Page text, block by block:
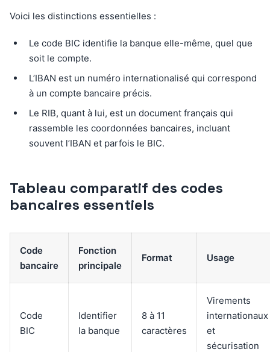
Voici les distinctions essentielles :
Le code BIC identifie la banque elle-même, quel que
soit le compte.
L’IBAN est un numéro internationalisé qui correspond
à un compte bancaire précis.
Le RIB, quant à lui, est un document français qui
rassemble les coordonnées bancaires, incluant
souvent l’IBAN et parfois le BIC.
Tableau comparatif des codes
bancaires essentiels
Code
bancaire
Fonction
principale
Format Usage
Code
BIC
Identifier
la banque
8 à 11
caractères
Virements
internationaux
et
sécurisation